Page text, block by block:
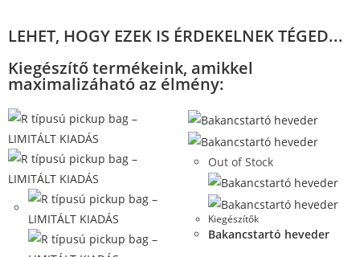
LEHET, HOGY EZEK IS ÉRDEKELNEK TÉGED...
Kiegészítő termékeink, amikkel
maximalizáható az élmény:
Out of Stock
Kiegészítők
Bakancstartó heveder